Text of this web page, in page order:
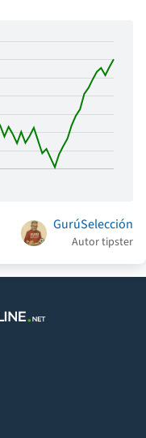
GurúSelección
Autor tipster